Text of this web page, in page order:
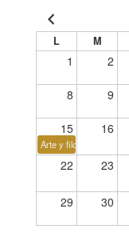
L M
1 2
8 9
15 16
Arte y filosofía
22 23
29 30